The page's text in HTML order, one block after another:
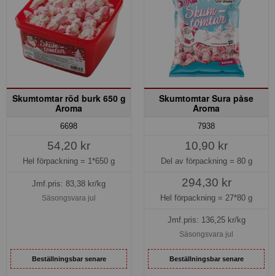
Skumtomtar röd burk 650 g
Aroma
6698
54,20 kr
Hel förpackning = 1*650 g
Jmf.pris: 83,38 kr/kg
Säsongsvara jul
Beställningsbar senare
Skumtomtar Sura påse
Aroma
7938
10,90 kr
Del av förpackning = 80 g
294,30 kr
Hel förpackning = 27*80 g
Jmf.pris: 136,25kr/kg
Säsongsvara jul
Beställningsbar senare